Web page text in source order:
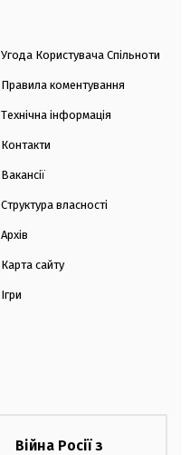
Угода Користувача Спільноти
Правила коментування
Технічна інформація
Контакти
Вакансії
Структура власності
Архів
Карта сайту
Ігри
Війна Росії з